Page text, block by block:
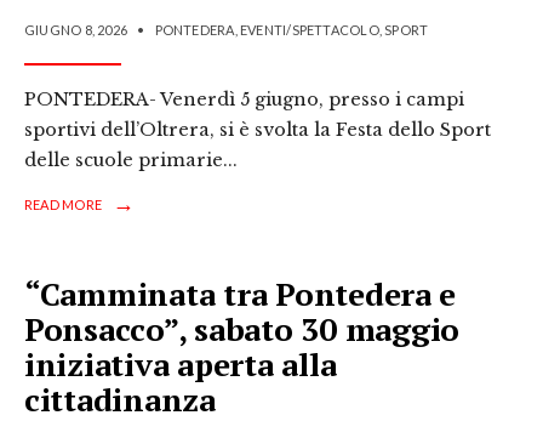
GIUGNO 8, 2026 • PONTEDERA EVENTI/SPETTACOLO,SPORT
PONTEDERA- Venerdì 5 giugno, presso i campi
sportivi dell’Oltrera, si è svolta la Festa dello Sport
delle scuole primarie...
READ MORE →
“Camminata tra Pontedera e
Ponsacco”, sabato 30 maggio
iniziativa aperta alla
cittadinanza